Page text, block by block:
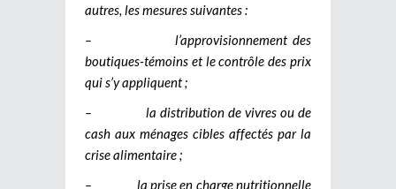
autres, les mesures suivantes :
– l’approvisionnement des
boutiques-témoins et le contrôle des prix
qui s’y appliquent ;
– la distribution de vivres ou de
cash aux ménages cibles affectés par la
crise alimentaire ;
– la prise en charge nutritionnelle